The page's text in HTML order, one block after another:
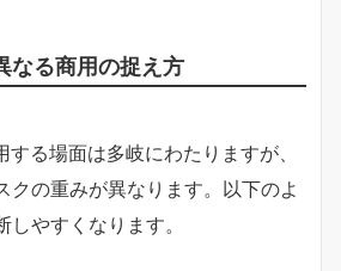
なる商用の捉え方
る場面は多岐にわたりますが、
クの重みが異なります。以下のよ
しやすくなります。